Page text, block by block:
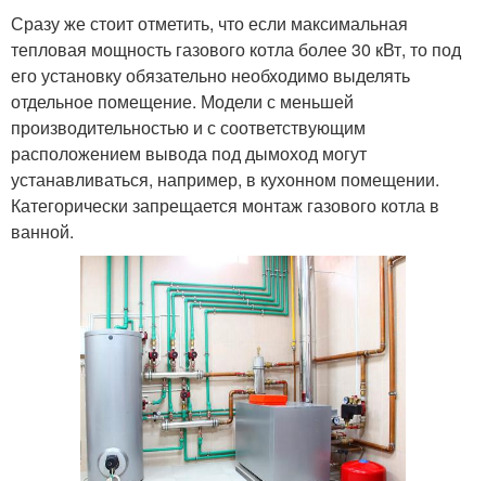
Сразу же стоит отметить, что если максимальная
тепловая мощность газового котла более 30 кВт, то под
его установку обязательно необходимо выделять
отдельное помещение. Модели с меньшей
производительностью и с соответствующим
расположением вывода под дымоход могут
устанавливаться, например, в кухонном помещении.
Категорически запрещается монтаж газового котла в
ванной.